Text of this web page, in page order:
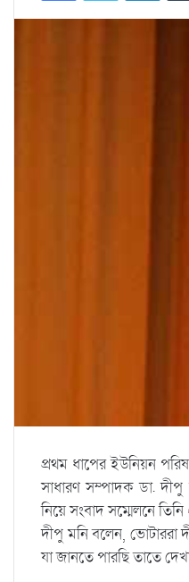
প্রথম ধাপের ইউনিয়ন
সাধারণ সম্পাদক ডা. দীপু
নিয়ে সংবাদ সম্মেলনে
দীপু মনি বলেন, ভোটাররা
যা জানতে পারছি তাতে